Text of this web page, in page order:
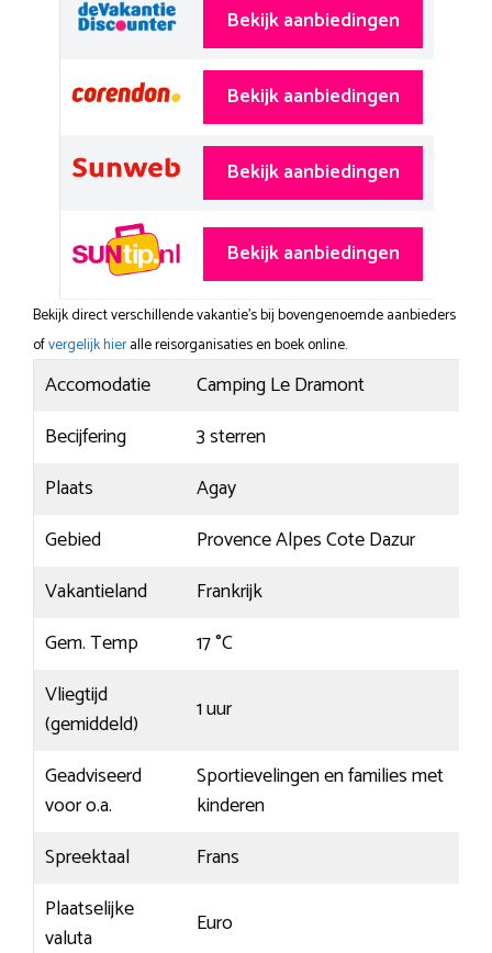
Bekijk aanbiedingen
Bekijk aanbiedingen
Bekijk aanbiedingen
Bekijk aanbiedingen
Bekijk direct verschillende vakantie's bij bovengenoemde aanbieders
ofvergelijk hieralle reisorganisaties en boek online.
Accomodatie
Camping Le Dramont
Becijfering
3 sterren
Plaats
Agay
Gebied
Provence Alpes Cote Dazur
Vakantieland
Frankrijk
Gem. Temp
17 °C
Vliegtijd
(gemiddeld)
1 uur
Geadviseerd
voor o.a.
Sportievelingen en families met
kinderen
Spreektaal
Frans
Plaatselijke
valuta
Euro